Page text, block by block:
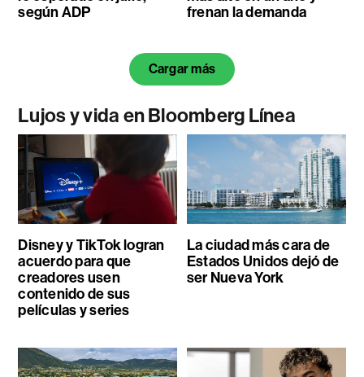
según ADP
frenan la demanda
Cargar más
Lujos y vida en Bloomberg Línea
Disney y TikTok logran
acuerdo para que
creadores usen
contenido de sus
películas y series
La ciudad más cara de
Estados Unidos dejó de
ser Nueva York